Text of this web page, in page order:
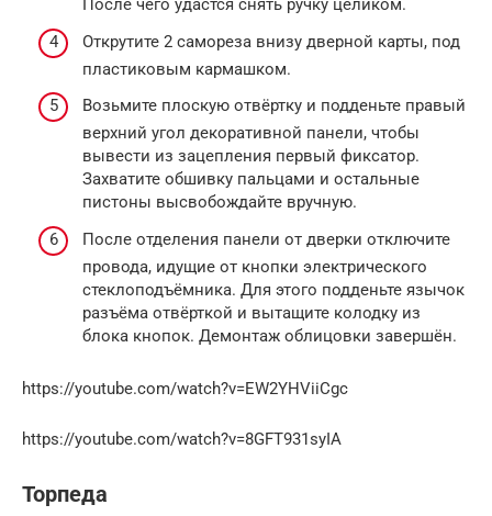
После чего удастся снять ручку целиком.
Открутите 2 самореза внизу дверной карты, под
пластиковым кармашком.
Возьмите плоскую отвёртку и подденьте правый
верхний угол декоративной панели, чтобы
вывести из зацепления первый фиксатор.
Захватите обшивку пальцами и остальные
пистоны высвобождайте вручную.
После отделения панели от дверки отключите
провода, идущие от кнопки электрического
стеклоподъёмника. Для этого подденьте язычок
разъёма отвёрткой и вытащите колодку из
блока кнопок. Демонтаж облицовки завершён.
https://youtube.com/watch?v=EW2YHViiCgc
https://youtube.com/watch?v=8GFT931syIA
Торпеда